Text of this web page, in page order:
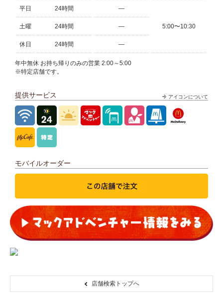
平日 24時間 —
5:00〜10:30
土曜 24時間 —
休日 24時間 —
年中無休 お持ち帰りのみの営業 2:00～5:00
※特定店舗です。
アイコンについて
提供サービス
モバイルオーダー
店舗検索トップへ